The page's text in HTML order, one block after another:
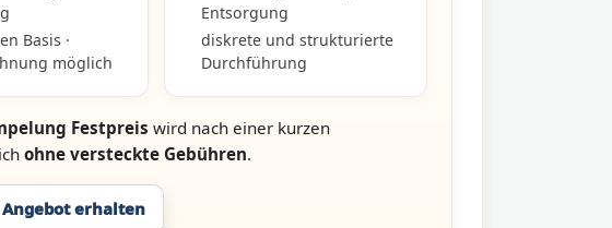
Basis ·
möglich
Entsorgung
diskrete und strukturierte
Durchführung
Festpreis wird nach einer kurzen
ohne versteckte Gebühren.
erhalten